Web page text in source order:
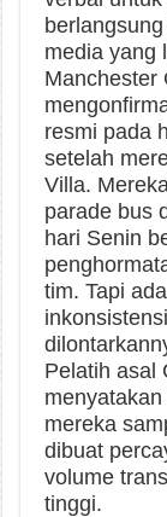
media yang
Manchester
resmi pada
setelah
Villa.
parade bus
hari Senin
tim. Tapi
Pelatih asal
mereka
dibuat
volume
tinggi.